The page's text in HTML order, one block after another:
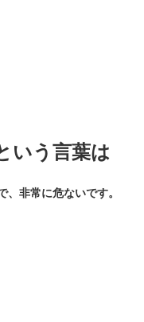
いう言葉は
、非常に危ないです。